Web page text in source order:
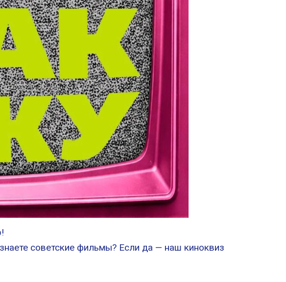
советские фильмы? Если да — наш киноквиз